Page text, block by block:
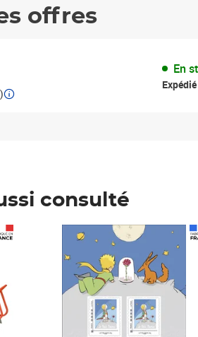
offres
En
consulté
Prix 7,50€